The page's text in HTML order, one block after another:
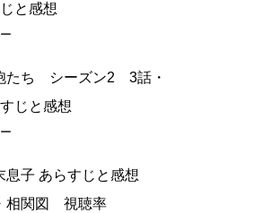
と感想
たち シーズン2 3話・
じと感想
息子 あらすじと感想
相関図 視聴率